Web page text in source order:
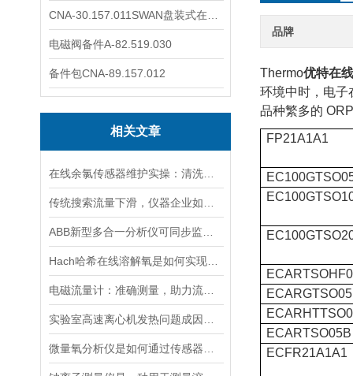
电磁阀备件A-82.519.030
备件包CNA-89.157.012
相关文章
品牌
Thermo优特在
环境中时，电子
品种繁多的
FP21A1A1
ECARTSO05B
ECFR21A1A1